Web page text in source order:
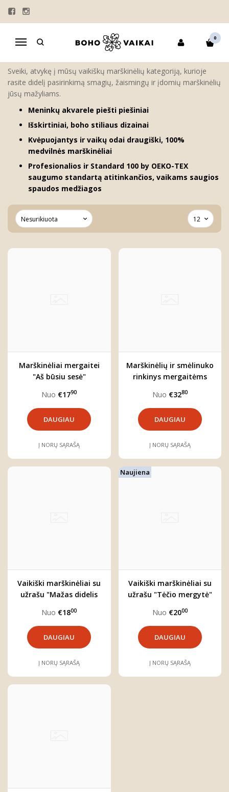
Navigacija
0
MARŠKINĖLIAI SU UŽRAŠAIS
MARŠKINĖLIAI
MARŠKINĖLIAI SU UŽRAŠAIS
Sveiki, atvykę į mūsų vaikiškų marškinėlių kategoriją, kurioje
rasite didelį pasirinkimą smagių, žaismingų ir įdomių marškinėlių
jūsų mažyliams.
Meninkų akvarele piešti piešiniai
Išskirtiniai, boho stiliaus dizainai
Kvėpuojantys ir vaikų odai draugiški, 100%
medvilnės marškinėliai
Profesionalios ir Standard 100 by OEKO-TEX
saugumo standartą atitinkančios, vaikams saugios
spaudos medžiagos
Marškinėliai mergaitei
"Aš būsiu sesė"
Nuo €1790
DAUGIAU
Į NORŲ SĄRAŠĄ
Marškinėlių ir smėlinuko
rinkinys mergaitėms
Nuo €3280
DAUGIAU
Į NORŲ SĄRAŠĄ
Vaikiški marškinėliai su
užrašu "Mažas didelis
Nuo €1800
DAUGIAU
Į NORŲ SĄRAŠĄ
Naujiena
Vaikiški marškinėliai su
užrašu "Tėčio mergytė"
Nuo €2000
DAUGIAU
Į NORŲ SĄRAŠĄ